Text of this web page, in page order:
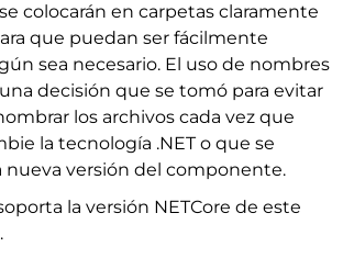
colocarán en carpetas claramente
que puedan ser fácilmente
sea necesario. El uso de nombres
decisión que se tomó para evitar
los archivos cada vez que
la tecnología .NET o que se
versión del componente.
la versión NETCore de este